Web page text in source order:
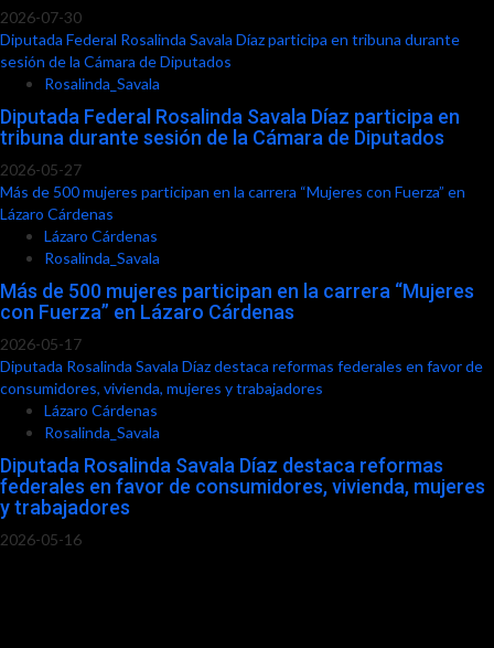
2026-07-30
Diputada Federal Rosalinda Savala Díaz participa en tribuna durante
sesión de la Cámara de Diputados
Rosalinda_Savala
Diputada Federal Rosalinda Savala Díaz participa en
tribuna durante sesión de la Cámara de Diputados
2026-05-27
Más de 500 mujeres participan en la carrera “Mujeres con Fuerza” en
Lázaro Cárdenas
Lázaro Cárdenas
Rosalinda_Savala
Más de 500 mujeres participan en la carrera “Mujeres
con Fuerza” en Lázaro Cárdenas
2026-05-17
Diputada Rosalinda Savala Díaz destaca reformas federales en favor de
consumidores, vivienda, mujeres y trabajadores
Lázaro Cárdenas
Rosalinda_Savala
Diputada Rosalinda Savala Díaz destaca reformas
federales en favor de consumidores, vivienda, mujeres
y trabajadores
2026-05-16